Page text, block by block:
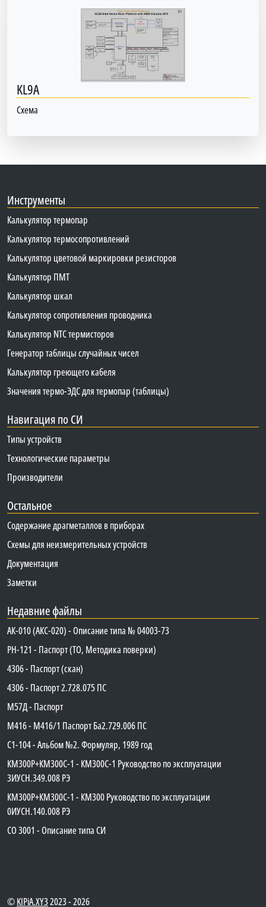
KL9A
Схема
Инструменты
Калькулятор термопар
Калькулятор термосопротивлений
Калькулятор цветовой маркировки резисторов
Калькулятор ПМТ
Калькулятор шкал
Калькулятор сопротивления проводника
Калькулятор NTC термисторов
Генератор таблицы случайных чисел
Калькулятор греющего кабеля
Значения термо-ЭДС для термопар (таблицы)
Навигация по СИ
Типы устройств
Технологические параметры
Производители
Остальное
Содержание драгметаллов в приборах
Схемы для неизмерительных устройств
Документация
Заметки
Недавние файлы
АК-010 (АКС-020) - Описание типа № 04003-73
PH-121 - Паспорт (ТО, Методика поверки)
4306 - Паспорт (скан)
4306 - Паспорт 2.728.075 ПС
М57Д - Паспорт
М416 - М416/1 Паспорт Ба2.729.006 ПС
C1-104 - Альбом №2. Формуляр, 1989 год
КМ300Р+КМ300С-1 - КМ300C-1 Руководство по эксплуатации
3ИУСН.349.008 РЭ
КМ300Р+КМ300С-1 - КМ300 Руководство по эксплуатации
0ИУСН.140.008 РЭ
СО 3001 - Описание типа СИ
©KIPiA.XY32023 - 2026